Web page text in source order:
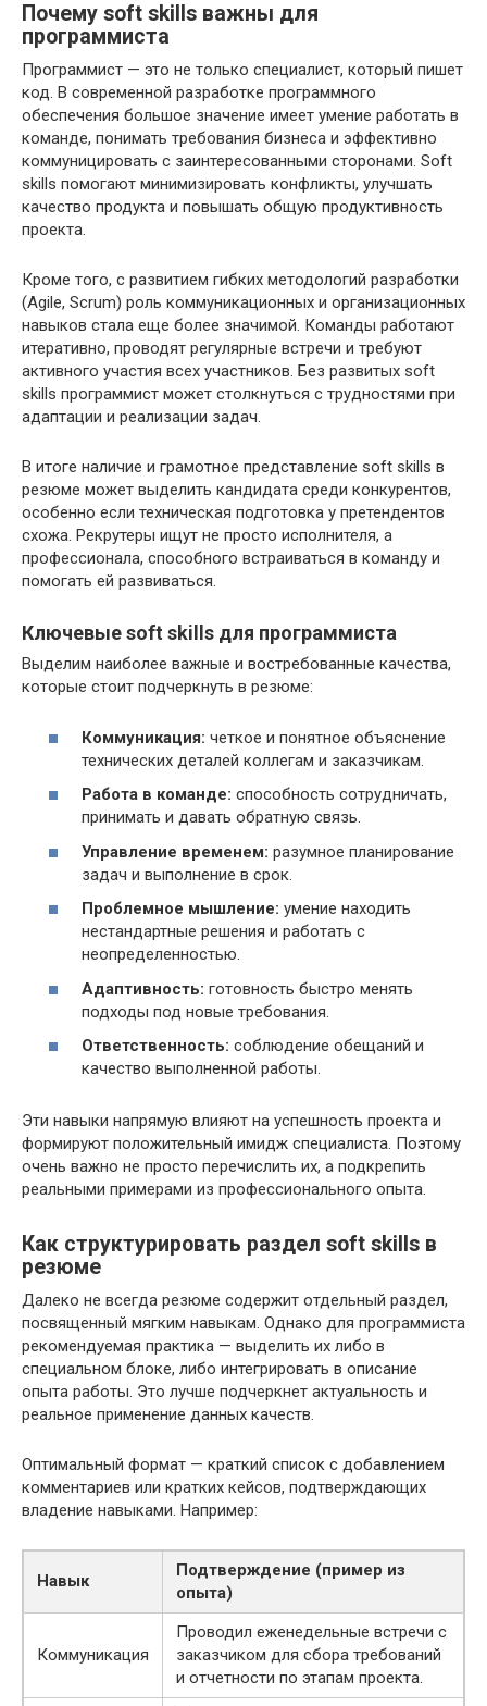
Почему soft skills важны для
программиста
Программист — это не только специалист, который пишет
код. В современной разработке программного
обеспечения большое значение имеет умение работать в
команде, понимать требования бизнеса и эффективно
коммуницировать с заинтересованными сторонами. Soft
skills помогают минимизировать конфликты, улучшать
качество продукта и повышать общую продуктивность
проекта.
Кроме того, с развитием гибких методологий разработки
(Agile, Scrum) роль коммуникационных и организационных
навыков стала еще более значимой. Команды работают
итеративно, проводят регулярные встречи и требуют
активного участия всех участников. Без развитых soft
skills программист может столкнуться с трудностями при
адаптации и реализации задач.
В итоге наличие и грамотное представление soft skills в
резюме может выделить кандидата среди конкурентов,
особенно если техническая подготовка у претендентов
схожа. Рекрутеры ищут не просто исполнителя, а
профессионала, способного встраиваться в команду и
помогать ей развиваться.
Ключевые soft skills для программиста
Выделим наиболее важные и востребованные качества,
которые стоит подчеркнуть в резюме:
Коммуникация: четкое и понятное объяснение
технических деталей коллегам и заказчикам.
Работа в команде: способность сотрудничать,
принимать и давать обратную связь.
Управление временем: разумное планирование
задач и выполнение в срок.
Проблемное мышление: умение находить
нестандартные решения и работать с
неопределенностью.
Адаптивность: готовность быстро менять
подходы под новые требования.
Ответственность: соблюдение обещаний и
качество выполненной работы.
Эти навыки напрямую влияют на успешность проекта и
формируют положительный имидж специалиста. Поэтому
очень важно не просто перечислить их, а подкрепить
реальными примерами из профессионального опыта.
Как структурировать раздел soft skills в
резюме
Далеко не всегда резюме содержит отдельный раздел,
посвященный мягким навыкам. Однако для программиста
рекомендуемая практика — выделить их либо в
специальном блоке, либо интегрировать в описание
опыта работы. Это лучше подчеркнет актуальность и
реальное применение данных качеств.
Оптимальный формат — краткий список с добавлением
комментариев или кратких кейсов, подтверждающих
владение навыками. Например:
Навык
Подтверждение (пример из
опыта)
Коммуникация
Проводил еженедельные встречи с
заказчиком для сбора требований
и отчетности по этапам проекта.